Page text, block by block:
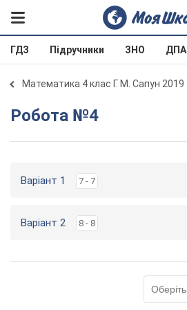
ГДЗ Підручники ЗНО ДПА
Математика 4 клас Г. М. Сапун 2019
Робота №4
Варіант 1 7 - 7
Варіант 2 8 - 8